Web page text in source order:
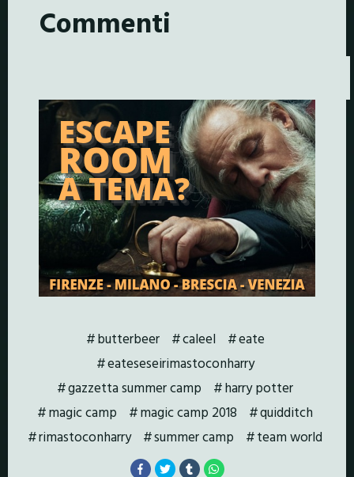
Commenti
butterbeer caleel
eate
eateseseirimastoconharry
gazzetta summer camp
harry potter
magic camp
magic camp 2018
quidditch
rimastoconharry
summer camp team world